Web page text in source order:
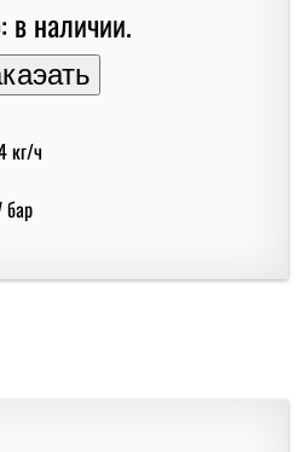
в наличии.
кг/ч
бар